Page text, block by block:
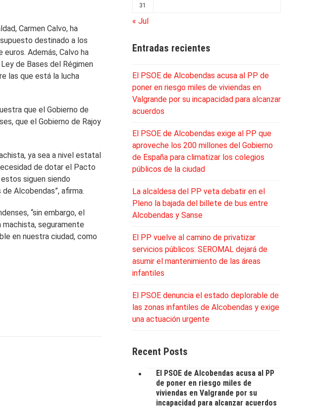
Carmen Calvo, ha
destinado a los
Además, Calvo ha
de Bases del Régimen
las que está la lucha
que el Gobierno de
que el Gobierno de Rajoy
ya sea a nivel estatal
de dotar el Pacto
siguen siendo
Alcobendas”, afirma.
“sin embargo, el
machista, seguramente
en nuestra ciudad, como
31
« Jul
Entradas recientes
El PSOE de Alcobendas acusa al PP de
poner en riesgo miles de viviendas en
Valgrande por su incapacidad para alcanzar
acuerdos
El PSOE de Alcobendas exige al PP que
aproveche los 200 millones del Gobierno
de España para climatizar los colegios
públicos de la ciudad
La alcaldesa del PP veta debatir en el
Pleno la bajada del billete de bus entre
Alcobendas y Sanse
El PP vuelve al camino de privatizar
servicios públicos: SEROMAL dejará de
asumir el mantenimiento de las áreas
infantiles
El PSOE denuncia el estado deplorable de
las zonas infantiles de Alcobendas y exige
una actuación urgente
Recent Posts
El PSOE de Alcobendas acusa al PP
de poner en riesgo miles de
viviendas en Valgrande por su
incapacidad para alcanzar acuerdos